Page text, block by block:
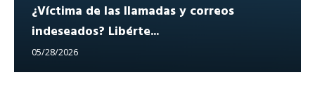
¿Víctima de las llamadas y correos
indeseados? Libérte...
05/28/2026